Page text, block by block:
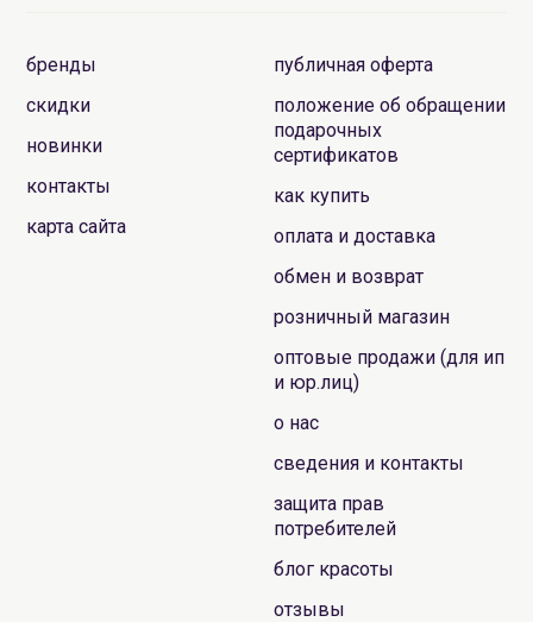
бренды
скидки
новинки
контакты
карта сайта
публичная оферта
положение об обращении
подарочных
сертификатов
как купить
оплата и доставка
обмен и возврат
розничный магазин
оптовые продажи (для ип
и юр.лиц)
о нас
сведения и контакты
защита прав
потребителей
блог красоты
отзывы